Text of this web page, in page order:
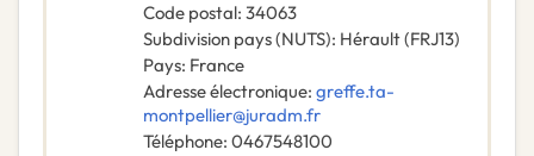
Code postal: 34063
Subdivision pays (NUTS): Hérault(FRJ13)
Pays: France
Adresse électronique: greffe.ta-
montpellier@juradm.fr
Téléphone: 0467548100